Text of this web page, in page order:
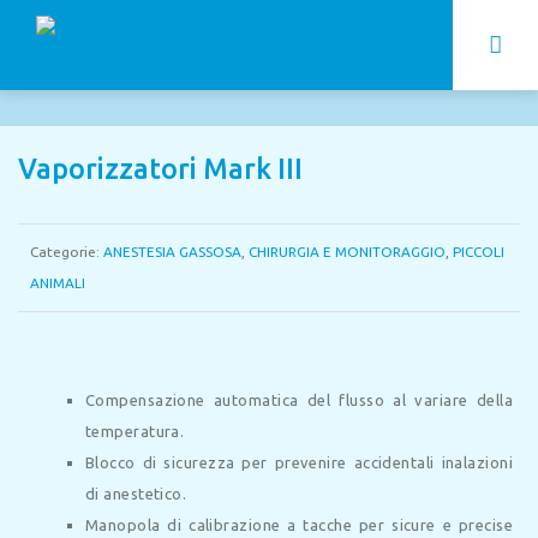
Vaporizzatori Mark III
Categorie: ANESTESIA GASSOSA CHIRURGIA E MONITORAGGIO PICCOLI
ANIMALI
Compensazione automatica del flusso al variare della
temperatura.
Blocco di sicurezza per prevenire accidentali inalazioni
di anestetico.
Manopola di calibrazione a tacche per sicure e precise